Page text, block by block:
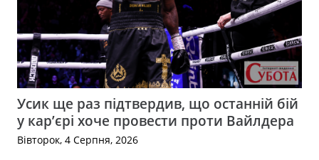
Усик ще раз підтвердив, що останній бій
у кар’єрі хоче провести проти Вайлдера
Вівторок, 4 Серпня, 2026